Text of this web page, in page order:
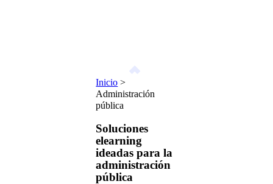
Inicio >
Administración
pública
Soluciones
elearning
ideadas para la
administración
pública